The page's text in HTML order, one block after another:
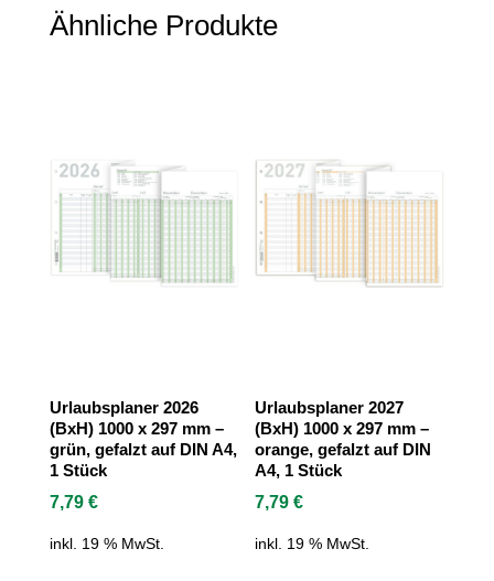
1
Ähnliche Produkte
Urlaubsplaner 2026
(BxH) 1000 x 297 mm –
grün, gefalzt auf DIN A4,
1 Stück
7,79 €
inkl. 19 % MwSt.
Urlaubsplaner 2027
(BxH) 1000 x 297 mm –
orange, gefalzt auf DIN
A4, 1 Stück
7,79€
inkl. 19 % MwSt.